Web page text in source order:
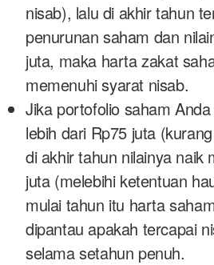
nisab), lalu di akhir tahun
penurunan saham dan
juta, maka harta zakat
memenuhi syarat nisab.
Jika portofolio saham
lebih dari Rp75 juta
di akhir tahun nilainya naik
juta (melebihi ketentuan
mulai tahun itu harta
dipantau apakah tercapai
selama setahun penuh.